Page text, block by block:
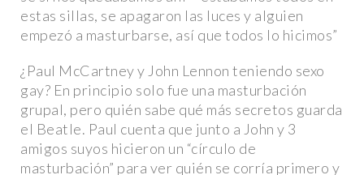
estas sillas, se apagaron las luces y alguien
empezó a masturbarse, así que todos lo hicimos”
¿Paul McCartney y John Lennon teniendo sexo
gay? En principio solo fue una masturbación
grupal, pero quién sabe qué más secretos guarda
el Beatle. Paul cuenta que junto a John y 3
amigos suyos hicieron un “círculo de
masturbación” para ver quién se corría primero y